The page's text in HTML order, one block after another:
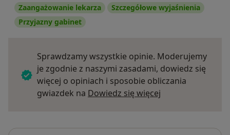
Zaangażowanie lekarza
Szczegółowe wyjaśnienia
Przyjazny gabinet
Sprawdzamy wszystkie opinie. Moderujemy
je zgodnie z naszymi zasadami, dowiedz się
więcej o opiniach i sposobie obliczania
gwiazdek na Dowiedz się więcej